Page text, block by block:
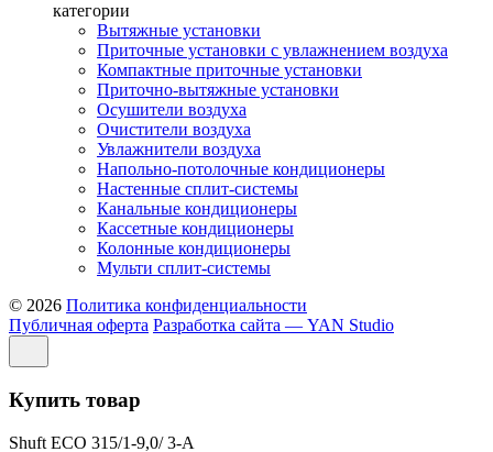
категории
Вытяжные установки
Приточные установки с увлажнением воздуха
Компактные приточные установки
Приточно-вытяжные установки
Осушители воздуха
Очистители воздуха
Увлажнители воздуха
Напольно-потолочные кондиционеры
Настенные сплит-системы
Канальные кондиционеры
Кассетные кондиционеры
Колонные кондиционеры
Мульти сплит-системы
© 2026 Политика конфиденциальности
Публичная оферта Разработка сайта — YAN Studio
Купить товар
Shuft ECO 315/1-9,0/ 3-A